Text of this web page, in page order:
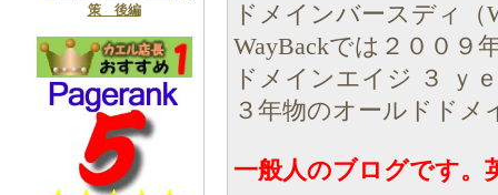
策 後編
ドメインバースディ
WayBackでは２００９
ドメインエイジ ３ ｙ
３年物のオールドドメ
一般人のブログです。